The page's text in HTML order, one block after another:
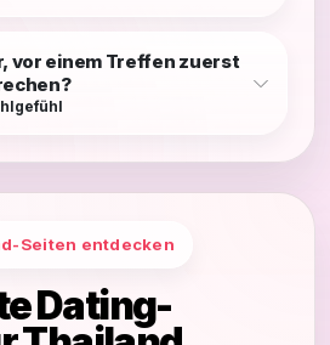
vor einem Treffen zuerst
Seiten entdecken
Dating-